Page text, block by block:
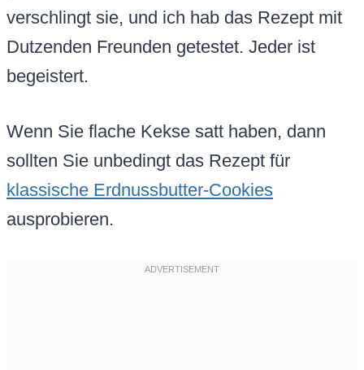
verschlingt sie, und ich hab das Rezept mit
Dutzenden Freunden getestet. Jeder ist
begeistert.
Wenn Sie flache Kekse satt haben, dann
sollten Sie unbedingt das Rezept für
klassische Erdnussbutter-Cookies
ausprobieren.